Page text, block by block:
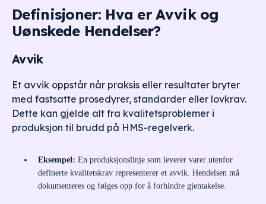
Definisjoner: Hva er Avvik og
Uønskede Hendelser?
Avvik
Et avvik oppstår når praksis eller resultater bryter
med fastsatte prosedyrer, standarder eller lovkrav.
Dette kan gjelde alt fra kvalitetsproblemer i
produksjon til brudd på HMS-regelverk.
Eksempel: En produksjonslinje som leverer varer utenfor
definerte kvalitetskrav representerer et avvik. Hendelsen må
dokumenteres og følges opp for å forhindre gjentakelse.